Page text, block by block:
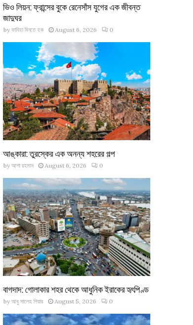
ভিও লিয়ন: ফ্রান্সের বুকে রেনেসাঁস যুগের এক জীবন্ত
জাদুঘর
by ফাবিহা বিনতে হক August 6, 2026 0
আঙ্কারা: তুরস্কের এক অনন্য শহরের গল্প
by আশা রহমান August 6, 2026 0
বাগদাদ: গোলাকার শহর থেকে আধুনিক ইরাকের হৃৎপিণ্ড
by আবু সালেহ পিয়ার August 5, 2026 0